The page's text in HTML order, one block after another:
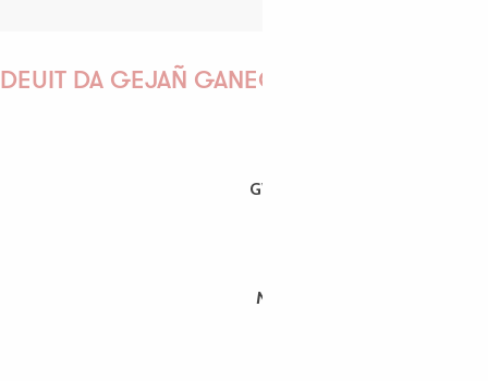
DEUIT DA GEJAÑ GANEOMP !
GWENAËLLE
MORGANE